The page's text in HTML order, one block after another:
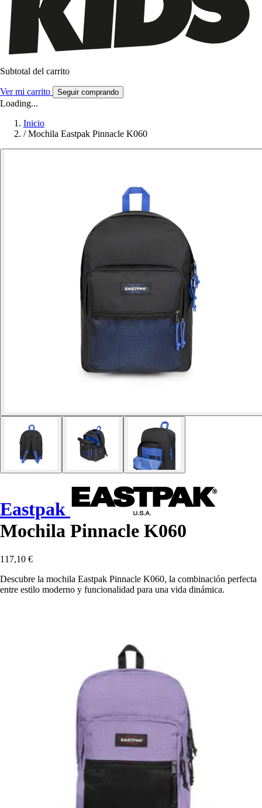
Subtotal del carrito
Ver mi carrito Seguir comprando
Loading...
Inicio
/ Mochila Eastpak Pinnacle K060
Eastpak
Mochila Pinnacle K060
117,10 €
Descubre la mochila Eastpak Pinnacle K060, la combinación perfecta
entre estilo moderno y funcionalidad para una vida dinámica.